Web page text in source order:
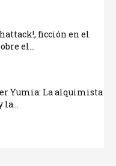
ficción en el
el...
Yumia: La alquimista
la...